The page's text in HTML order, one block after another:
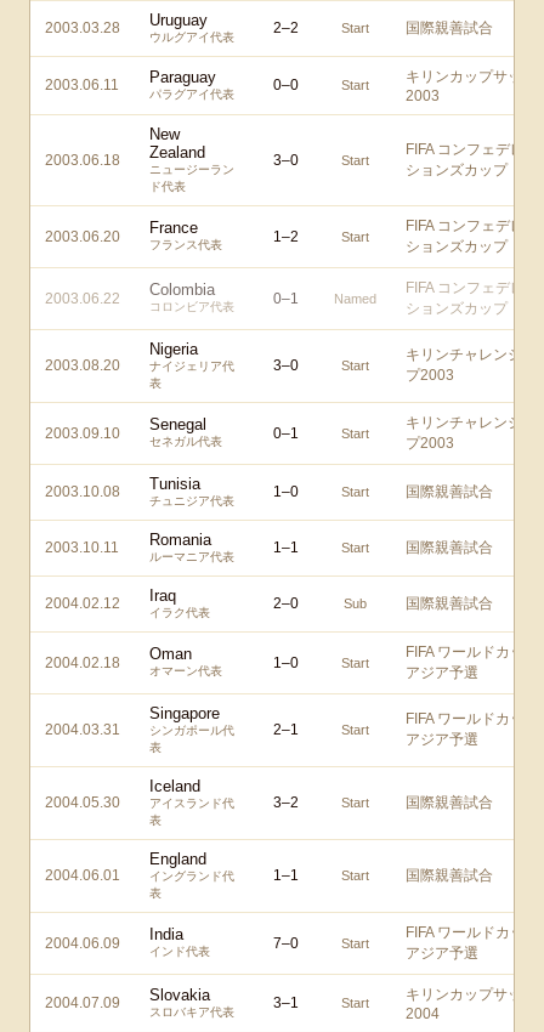
2003.03.28 Uruguay
ウルグアイ代表
2–2 Start 国際親善試合
2003.06.11 Paraguay
パラグアイ代表
0–0 Start
キリンカップサッカ
2003
2003.06.18
New
Zealand
ニュージーラン
ド代表
3–0 Start
FIFA コンフェデレー
ションズカップ
2003.06.20 France
フランス代表 1–2 Start
FIFA コンフェデレー
ションズカップ
2003.06.22 Colombia
コロンビア代表 0–1 Named
FIFA コンフェデレー
ションズカップ
2003.08.20
Nigeria
ナイジェリア代
表
3–0 Start
キリンチャレンジカ
プ2003
2003.09.10 Senegal
セネガル代表 0–1 Start
キリンチャレンジカ
プ2003
2003.10.08 Tunisia
チュニジア代表
1–0 Start 国際親善試合
2003.10.11 Romania
ルーマニア代表
1–1 Start 国際親善試合
2004.02.12 Iraq
イラク代表
2–0 Sub 国際親善試合
2004.02.18 Oman
オマーン代表 1–0 Start
FIFA ワールドカップ
アジア予選
2004.03.31
Singapore
シンガポール代
表
2–1 Start
FIFA ワールドカップ
アジア予選
2004.05.30
Iceland
アイスランド代
表
3–2 Start 国際親善試合
2004.06.01
England
イングランド代
表
1–1 Start 国際親善試合
2004.06.09 India
インド代表 7–0 Start
FIFA ワールドカップ
アジア予選
2004.07.09 Slovakia
スロバキア代表
3–1 Start
キリンカップサッカ
2004